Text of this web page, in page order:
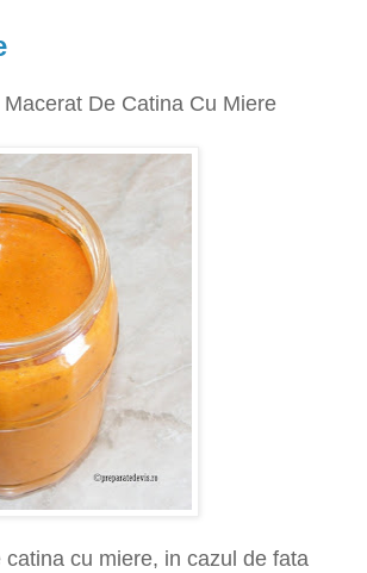
De Catina Cu Miere
cu miere, in cazul de fata